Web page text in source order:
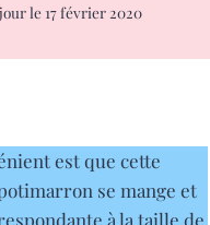
le 17 février 2020
est que cette
se mange et
à la taille de